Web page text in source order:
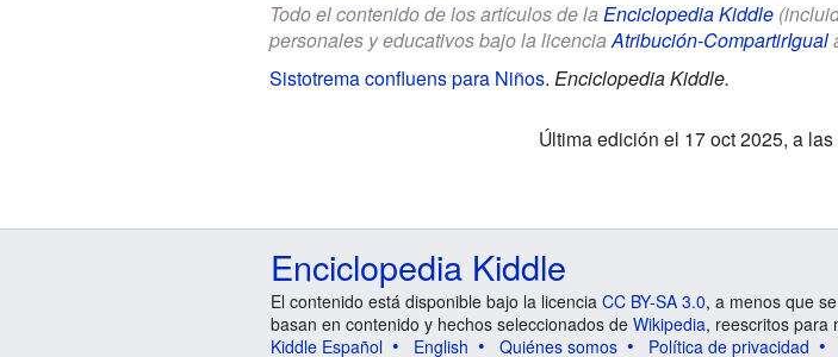
Todo el contenido de los artículos de la Enciclopedia Kiddle
personales y educativos bajo la licenciaAtribución-CompartirIgual
Sistotrema confluens para Niños. Enciclopedia Kiddle.
Última edición el 17 oct 2025, a las
Enciclopedia Kiddle
El contenido está disponible bajo la licencia CC BY-SA 3.0, a menos que
basan en contenido y hechos seleccionados de Wikipedia, reescritos para
Kiddle Español
English Quiénes somos Política de privacidad